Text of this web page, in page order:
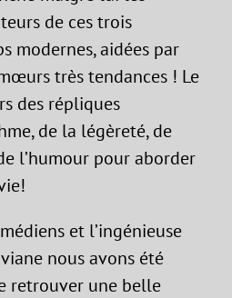
de ces trois
modernes, aidées par
très tendances ! Le
des répliques
de la légèreté, de
l’humour pour aborder
et l’ingénieuse
nous avons été
retrouver une belle